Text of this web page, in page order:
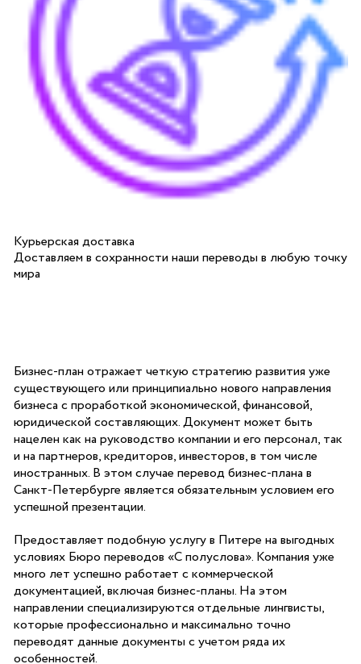
Курьерская доставка
Доставляем в сохранности наши переводы в любую точку
мира
Бизнес-план отражает четкую стратегию развития уже
существующего или принципиально нового направления
бизнеса с проработкой экономической, финансовой,
юридической составляющих. Документ может быть
нацелен как на руководство компании и его персонал, так
и на партнеров, кредиторов, инвесторов, в том числе
иностранных. В этом случае перевод бизнес-плана в
Санкт-Петербурге является обязательным условием его
успешной презентации.
Предоставляет подобную услугу в Питере на выгодных
условиях Бюро переводов «С полуслова». Компания уже
много лет успешно работает с коммерческой
документацией, включая бизнес-планы. На этом
направлении специализируются отдельные лингвисты,
которые профессионально и максимально точно
переводят данные документы с учетом ряда их
особенностей.